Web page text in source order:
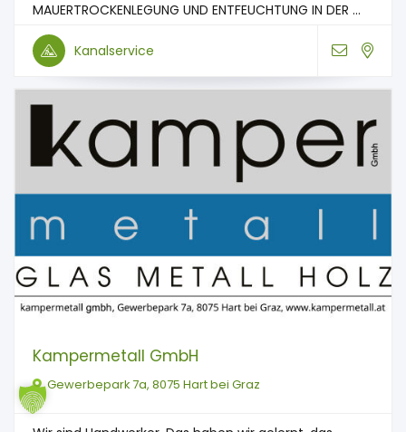
MAUERTROCKENLEGUNG UND ENTFEUCHTUNG IN DER ...
Kanalservice
Kampermetall GmbH
Gewerbepark 7a, 8075 Hart bei Graz